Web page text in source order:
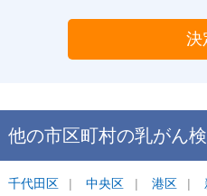
決
他の市区町村の乳がん
千代田区 中央区 港区